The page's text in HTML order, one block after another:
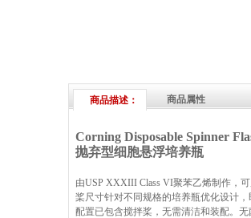
商品描述： 商品属性
Corning Disposable Spinner
抛弃型细胞悬浮培养瓶
由USP XXXIII Class VI聚苯乙烯制作，
桨尺寸针对不同规格的培养瓶优化设计
配置已包含搅拌桨，无需清洁和装配。